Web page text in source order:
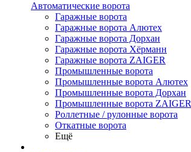
Автоматические ворота
Гаражные ворота
Гаражные ворота Алютех
Гаражные ворота Дорхан
Гаражные ворота Хёрманн
Гаражные ворота ZAIGER
Промышленные ворота
Промышленные ворота Алютех
Промышленные ворота Дорхан
Промышленные ворота ZAIGER
Роллетные / рулонные ворота
Откатные ворота
Ещё